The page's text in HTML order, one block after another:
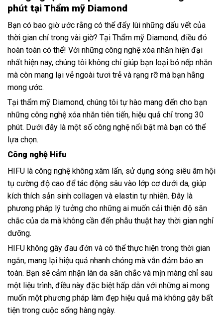
phút tại Thẩm mỹ Diamond
Bạn có bao giờ ước rằng có thể đẩy lùi những dấu vết của
thời gian chỉ trong vài giờ? Tại Thẩm mỹ Diamond, điều đó
hoàn toàn có thể! Với những công nghệ xóa nhăn hiện đại
nhất hiện nay, chúng tôi không chỉ giúp bạn loại bỏ nếp nhăn
mà còn mang lại vẻ ngoài tươi trẻ và rạng rỡ mà bạn hằng
mong ước.
Tại thẩm mỹ Diamond, chúng tôi tự hào mang đến cho bạn
những công nghệ xóa nhăn tiên tiến, hiệu quả chỉ trong 30
phút. Dưới đây là một số công nghệ nổi bật mà bạn có thể
lựa chọn.
Công nghệ Hifu
HIFU là công nghệ không xâm lấn, sử dụng sóng siêu âm hội
tụ cường độ cao để tác động sâu vào lớp cơ dưới da, giúp
kích thích sản sinh collagen và elastin tự nhiên. Đây là
phương pháp lý tưởng cho những ai muốn cải thiện độ săn
chắc của da mà không cần đến phẫu thuật hay thời gian nghỉ
dưỡng.
HIFU không gây đau đớn và có thể thực hiện trong thời gian
ngắn, mang lại hiệu quả nhanh chóng mà vẫn đảm bảo an
toàn. Bạn sẽ cảm nhận làn da săn chắc và mịn màng chỉ sau
một liệu trình, điều này đặc biệt hấp dẫn với những ai mong
muốn một phương pháp làm đẹp hiệu quả mà không gây bất
tiện trong cuộc sống hàng ngày.